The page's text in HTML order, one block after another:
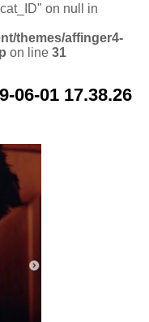
on null in
themes/affinger4-
on line 31
06-01 17.38.26